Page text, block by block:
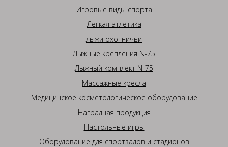
Игровые виды спорта
Легкая атлетика
лыжи охотничьи
Лыжные крепления N-75
Лыжный комплект N-75
Массажные кресла
Медицинское косметологическое оборудование
Наградная продукция
Настольные игры
Оборудование для спортзалов и стадионов